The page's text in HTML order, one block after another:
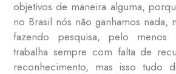
objetivos de maneira alguma,
no Brasil nós não ganhamos nada,
fazendo pesquisa, pelo menos
trabalha sempre com falta de
reconhecimento, mas isso tudo